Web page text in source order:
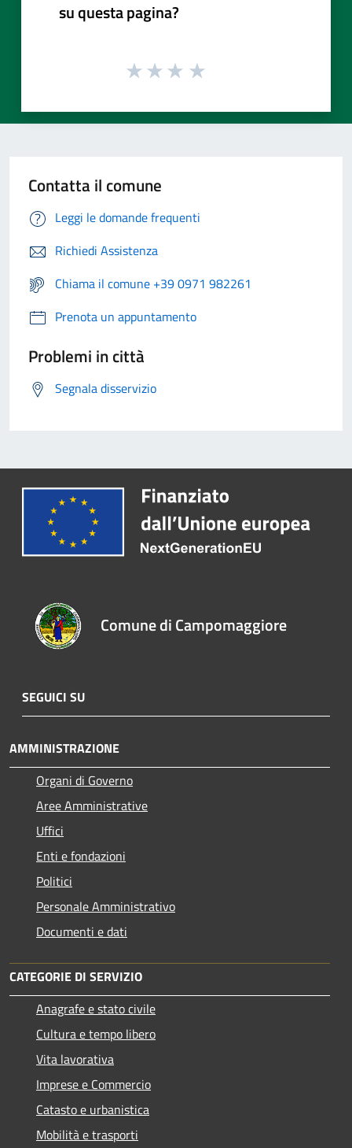
su questa pagina?
Contatta il comune
Leggi le domande frequenti
Richiedi Assistenza
Chiama il comune +39 0971 982261
Prenota un appuntamento
Problemi in città
Segnala disservizio
Comune di Campomaggiore
SEGUICI SU
AMMINISTRAZIONE
Organi di Governo
Aree Amministrative
Uffici
Enti e fondazioni
Politici
Personale Amministrativo
Documenti e dati
CATEGORIE DI SERVIZIO
Anagrafe e stato civile
Cultura e tempo libero
Vita lavorativa
Imprese e Commercio
Catasto e urbanistica
Mobilità e trasporti